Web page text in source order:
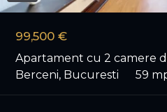
99,500 €
Apartament cu 2 camere
Berceni, Bucuresti
59